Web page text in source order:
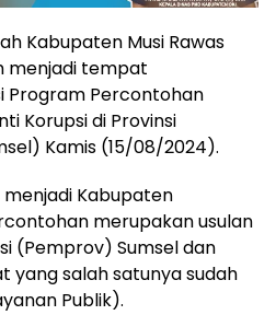
Kabupaten Musi Rawas
menjadi tempat
Program Percontohan
Korupsi di Provinsi
Kamis (15/08/2024).
menjadi Kabupaten
merupakan usulan
(Pemprov) Sumsel dan
yang salah satunya sudah
Publik).